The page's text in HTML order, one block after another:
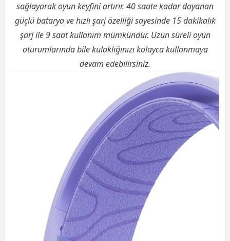
sağlayarak oyun keyfini artırır. 40 saate kadar dayanan
güçlü batarya ve hızlı şarj özelliği sayesinde 15 dakikalık
şarj ile 9 saat kullanım mümkündür. Uzun süreli oyun
oturumlarında bile kulaklığınızı kolayca kullanmaya
devam edebilirsiniz.